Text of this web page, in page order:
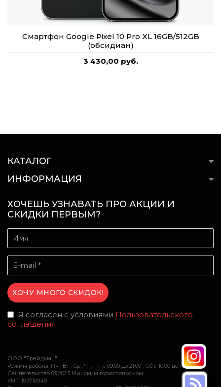
Смартфон Google Pixel 10 Pro XL 16GB/512GB
(обсидиан)
3 430,00 руб.
КАТАЛОГ
ИНФОРМАЦИЯ
ХОЧЕШЬ УЗНАВАТЬ ПРО АКЦИИ И
СКИДКИ ПЕРВЫМ?
Я согласен с условиями Пользовательского
соглашения
ООО "Трейдман"
Режим работы: Пн , Вт , Ср , Чт , Пт c 09:00 до 21:00 ; Сб c 10:00 до 16:00
Свидетельство 09.2023 Минским горисполкомом
УНП 193710949